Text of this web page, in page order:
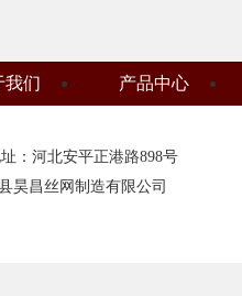
我们 产品中心
：河北安平正港路898号
昊昌丝网制造有限公司